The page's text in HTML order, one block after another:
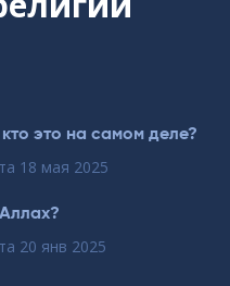
это на самом деле?
18 мая 2025
20 янв 2025